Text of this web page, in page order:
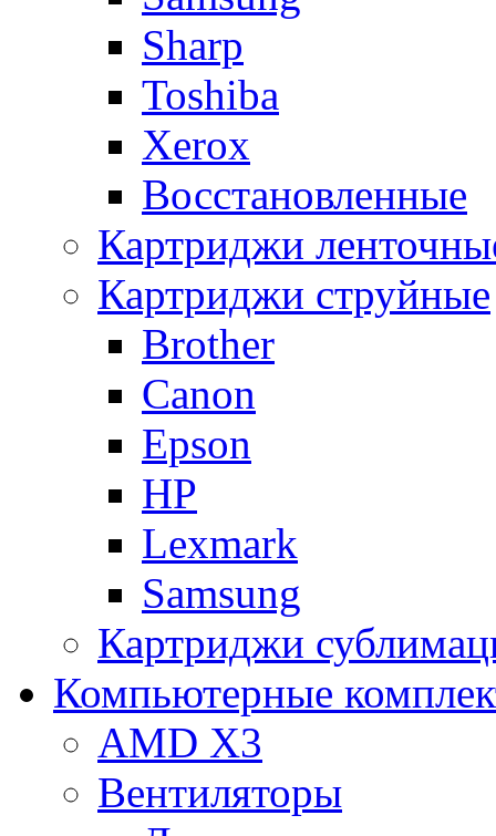
Sharp
Toshiba
Xerox
Восстановленные
Картриджи
Картриджи струйные
Brother
Canon
Epson
HP
Lexmark
Samsung
Картриджи
Компьютерные
AMD X3
Вентиляторы